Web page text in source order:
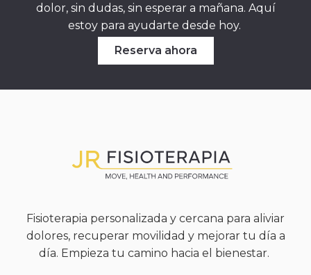
dolor, sin dudas, sin esperar a mañana. Aquí
estoy para ayudarte desde hoy.
Reserva ahora
Fisioterapia personalizada y cercana para aliviar
dolores, recuperar movilidad y mejorar tu día a
día. Empieza tu camino hacia el bienestar.